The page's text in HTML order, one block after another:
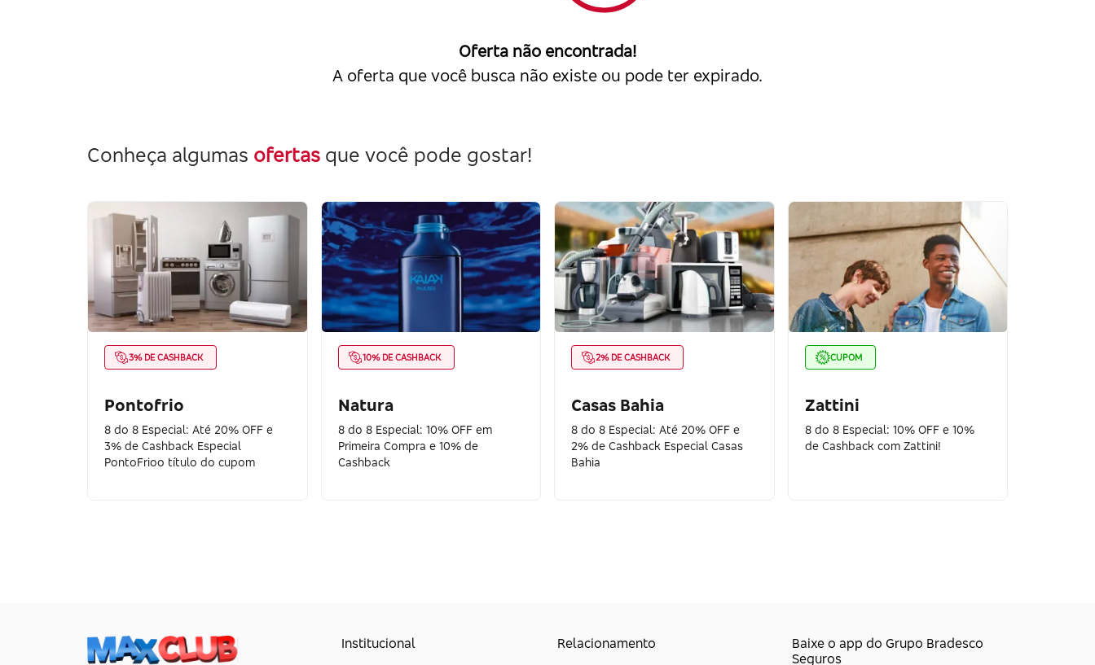
Oferta não encontrada!
A oferta que você busca não existe ou pode ter expirado.
Conheça algumas ofertas que você pode gostar!
3% DE CASHBACK
Pontofrio
8 do 8 Especial: Até 20% OFF e
3% de Cashback Especial
PontoFrioo título do cupom
10% DE CASHBACK
Natura
8 do 8 Especial: 10% OFF em
Primeira Compra e 10% de
Cashback
2% DE CASHBACK
Casas Bahia
8 do 8 Especial: Até 20% OFF e
2% de Cashback Especial Casas
Bahia
CUPOM
Zattini
8 do 8 Especial: 10% OFF e 10%
de Cashback com Zattini!
Institucional Relacionamento
Baixe o app do Grupo Bradesco
Seguros